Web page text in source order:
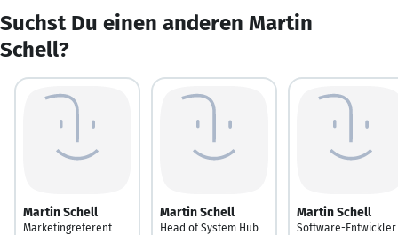
Suchst Du einen anderen Martin
Schell?
Martin Schell
Marketingreferent
Martin Schell
Head of System Hub
Martin Schell
Software-Entwickler